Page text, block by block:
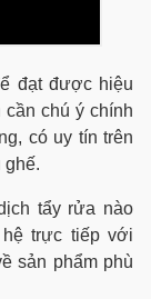
đạt được hiệu
cần chú ý chính
có uy tín trên
ghế.
tẩy rửa nào
trực tiếp với
sản phẩm phù